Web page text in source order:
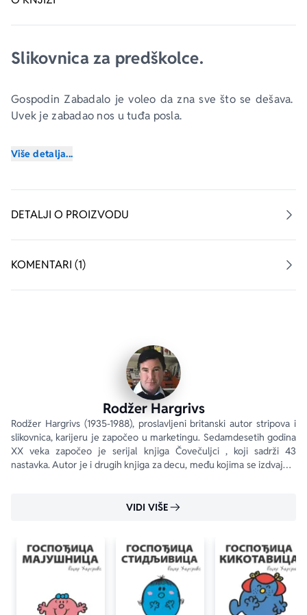
Slikovnica za predškolce.
Gospodin Zabadalo je voleo da zna sve što se dešava.
Uvek je zabadao nos u tuđa posla.
I šta mislite, šta se dogodi onima koji svuda zabadaju
Više detalja...
DETALJI O PROIZVODU
KOMENTARI (1)
Rodžer Hargrivs
Rodžer Hargrivs (1935-1988), proslavljeni britanski autor stripova i
slikovnica, karijeru je započeo u marketingu. Sedamdesetih godina
XX veka započeo je serijal knjiga Čovečuljci , koji sadrži 43
nastavka. Autor je i drugih knjiga za decu, među kojima se izdvajaju
VIDI VIŠE